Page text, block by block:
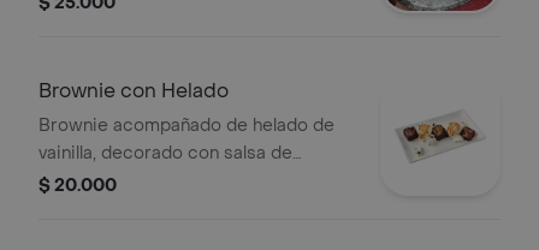
Brownie con Helado
Brownie acompañado de helado de
vainilla, decorado con salsa de
caramelo y crema batida.
$ 20.000